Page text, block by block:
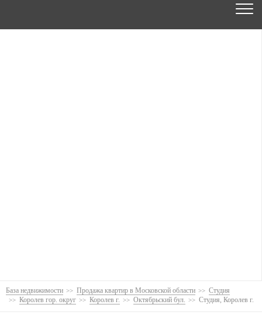
База недвижимости Продажа квартир в Московской области
Студия
Королев гор. округ
Королев г. Октябрьский бул. Студия, Королев г.